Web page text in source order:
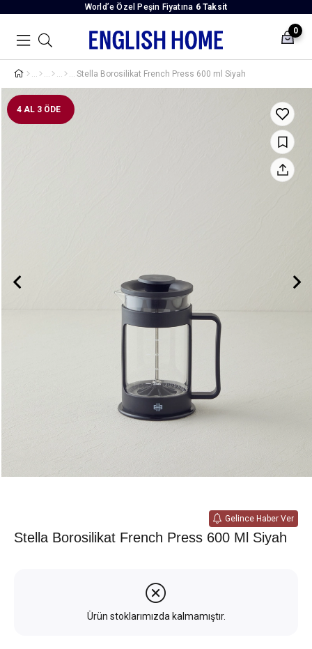
World’e Özel Peşin Fiyatına 6 Taksit
0
Stella Borosilikat French Press 600 ml Siyah
4 AL 3 ÖDE
Gelince Haber Ver
Stella Borosilikat French Press 600 Ml Siyah
Ürün stoklarımızda kalmamıştır.